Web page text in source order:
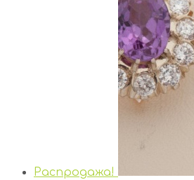
Распродажа!